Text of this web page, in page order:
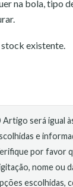
na bola, tipo
existente.
Artigo será igual
e
por favor
nome ou
escolhidas,